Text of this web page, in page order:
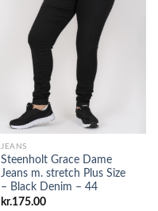
JEANS
Steenholt Grace Dame
Jeans m. stretch Plus Size
– Black Denim – 44
kr.175.00